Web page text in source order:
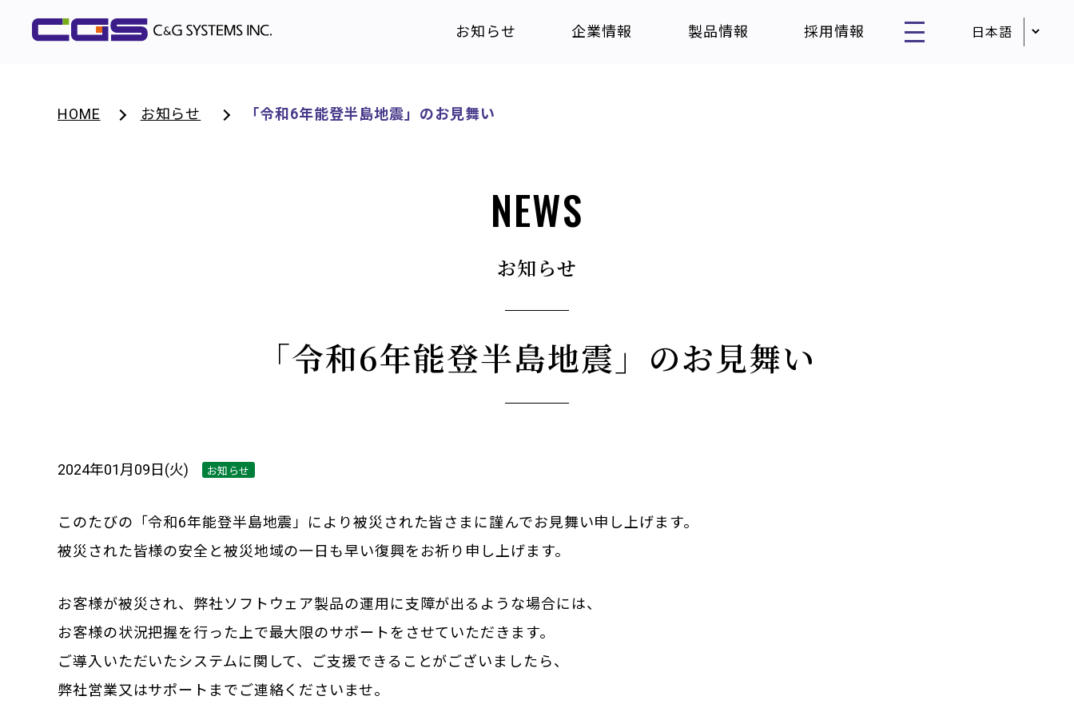
お知らせ 企業情報 製品情報 採用情報
HOME お知らせ 「令和6年能登半島地震」のお見舞い
NEWS
お知らせ
「令和6年能登半島地震」のお見舞い
2024年01月09日(火) お知らせ
このたびの「令和6年能登半島地震」により被災された皆さまに謹んでお見舞い申し上げます。
被災された皆様の安全と被災地域の一日も早い復興をお祈り申し上げます。
お客様が被災され、弊社ソフトウェア製品の運用に支障が出るような場合には、
お客様の状況把握を行った上で最大限のサポートをさせていただきます。
ご導入いただいたシステムに関して、ご支援できることがございましたら、
弊社営業又はサポートまでご連絡くださいませ。